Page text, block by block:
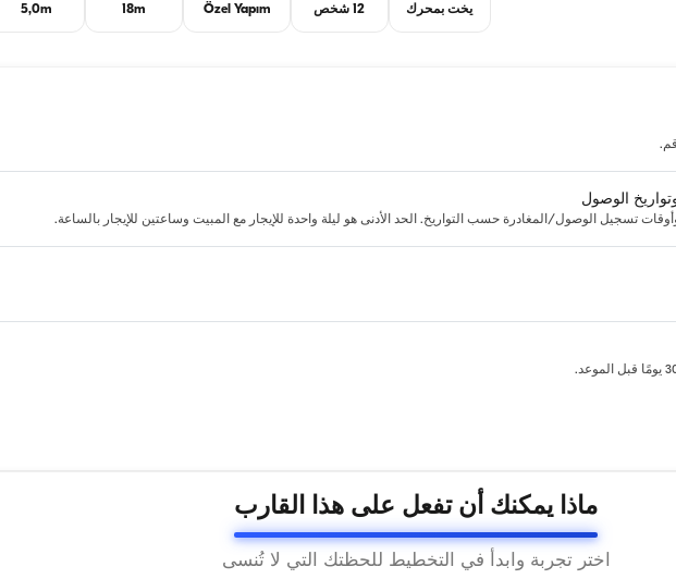
يخت بمحرك 12 شخص Özel Yapım
18m
5,0m
وتواريخ الوصول
تسجيل الوصول/المغادرة حسب التواريخ. الحد الأدنى هو ليلة واحدة للإيجار مع المبيت وساعتين للإيجار بالساعة.
ماذا يمكنك أن تفعل على هذا القارب
اختر تجربة وابدأ في التخطيط للحظتك التي لا تُنسى